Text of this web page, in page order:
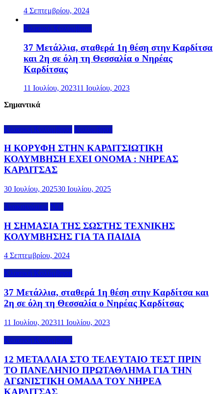
4 Σεπτεμβρίου, 2024
Κλασική Κολύμβηση
37 Μετάλλια, σταθερά 1η θέση στην Καρδίτσα
και 2η σε όλη τη Θεσσαλία ο Νηρέας
Καρδίτσας
11 Ιουλίου, 202311 Ιουλίου, 2023
Σημαντικά
Κλασική Κολύμβηση Κολύμβηση
Η ΚΟΡΥΦΗ ΣΤΗΝ ΚΑΡΔΙΤΣΙΩΤΙΚΗ
ΚΟΛΥΜΒΗΣΗ ΕΧΕΙ ΟΝΟΜΑ : ΝΗΡΕΑΣ
ΚΑΡΔΙΤΣΑΣ
30 Ιουλίου, 202530 Ιουλίου, 2025
Ανακοινώσεις Νέα
Η ΣΗΜΑΣΙΑ ΤΗΣ ΣΩΣΤΗΣ ΤΕΧΝΙΚΗΣ
ΚΟΛΥΜΒΗΣΗΣ ΓΙΑ ΤΑ ΠΑΙΔΙΑ
4 Σεπτεμβρίου, 2024
Κλασική Κολύμβηση
37 Μετάλλια, σταθερά 1η θέση στην Καρδίτσα και
2η σε όλη τη Θεσσαλία ο Νηρέας Καρδίτσας
11 Ιουλίου, 202311 Ιουλίου, 2023
Κλασική Κολύμβηση
12 ΜΕΤΑΛΛΙΑ ΣΤΟ ΤΕΛΕΥΤΑΙΟ ΤΕΣΤ ΠΡΙΝ
ΤΟ ΠΑΝΕΛΗΝΙΟ ΠΡΩΤΑΘΛΗΜΑ ΓΙΑ ΤΗΝ
ΑΓΩΝΙΣΤΙΚΗ ΟΜΑΔΑ ΤΟΥ ΝΗΡΕΑ
ΚΑΡΔΙΤΣΑΣ